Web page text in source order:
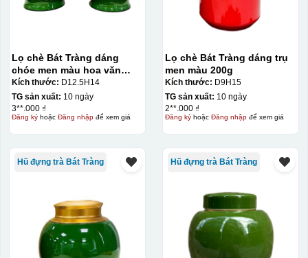
Lọ chè Bát Tràng dáng
chóe men màu hoa văn
vàng kim 250g
Kích thước: D12.5H14
TG sản xuất: 10 ngày
3**.000 ₫
Đăng kýhoặc Đăng nhậpđể xem giá
Lọ chè Bát Tràng dáng trụ
men màu 200g
Kích thước: D9H15
TG sản xuất: 10 ngày
2**.000 ₫
Đăng kýhoặc Đăng nhậpđể xem giá
Hũ đựng trà Bát Tràng Hũ đựng trà Bát Tràng